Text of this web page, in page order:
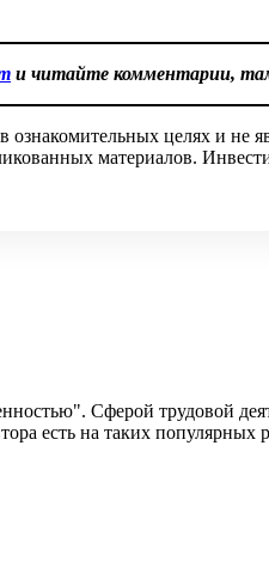
и читайте комментарии,
ознакомительных целях и
материалов.
Сферой трудовой
есть на таких